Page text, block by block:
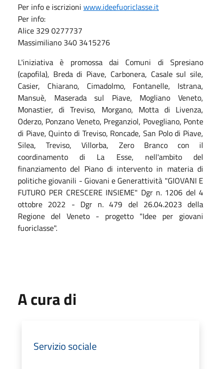
Per info e iscrizioni www.ideefuoriclasse.it
Per info:
Alice 329 0277737
Massimiliano 340 3415276
L'iniziativa è promossa dai Comuni di Spresiano
(capofila), Breda di Piave, Carbonera, Casale sul sile,
Casier, Chiarano, Cimadolmo, Fontanelle, Istrana,
Mansuè, Maserada sul Piave, Mogliano Veneto,
Monastier, di Treviso, Morgano, Motta di Livenza,
Oderzo, Ponzano Veneto, Preganziol, Povegliano, Ponte
di Piave, Quinto di Treviso, Roncade, San Polo di Piave,
Silea, Treviso, Villorba, Zero Branco con il
coordinamento di La Esse, nell'ambito del
finanziamento del Piano di intervento in materia di
politiche giovanili - Giovani e Generattività "GIOVANI E
FUTURO PER CRESCERE INSIEME" Dgr n. 1206 del 4
ottobre 2022 - Dgr n. 479 del 26.04.2023 della
Regione del Veneto - progetto "Idee per giovani
fuoriclasse".
A cura di
Servizio sociale